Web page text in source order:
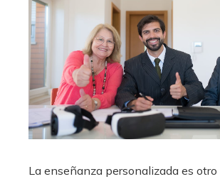
La enseñanza personalizada es